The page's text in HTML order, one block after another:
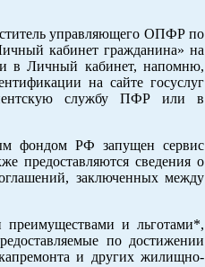
управляющего ОПФР по
кабинет гражданина» на
в Личный кабинет, напомню,
на сайте госуслуг
службу ПФР или в
фондом РФ запущен сервис
предоставляются сведения о
заключенных между
преимуществами и льготами*,
по достижении
и других жилищно-